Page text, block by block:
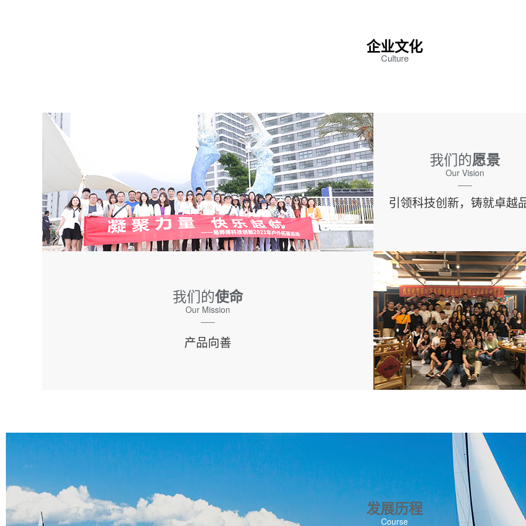
企业文化
Culture
我们的使命
Our Mission
产品向善
我们的愿景
Our Vision
引领科技创新，铸就卓越
发展历程
Course